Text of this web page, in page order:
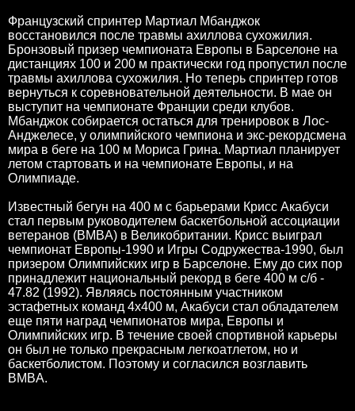
Французский спринтер Мартиал Мбанджок
восстановился после травмы ахиллова сухожилия.
Бронзовый призер чемпионата Европы в Барселоне на
дистанциях 100 и 200 м практически год пропустил после
травмы ахиллова сухожилия. Но теперь спринтер готов
вернуться к соревновательной деятельности. В мае он
выступит на чемпионате Франции среди клубов.
Мбанджок собирается остаться для тренировок в Лос-
Анджелесе, у олимпийского чемпиона и экс-рекордсмена
мира в беге на 100 м Мориса Грина. Мартиал планирует
летом стартовать и на чемпионате Европы, и на
Олимпиаде.
Известный бегун на 400 м с барьерами Крисс Акабуси
стал первым руководителем баскетбольной ассоциации
ветеранов (BMBA) в Великобритании. Крисс выиграл
чемпионат Европы-1990 и Игры Содружества-1990, был
призером Олимпийских игр в Барселоне. Ему до сих пор
принадлежит национальный рекорд в беге 400 м с/б -
47.82 (1992). Являясь постоянным участником
эстафетных команд 4х400 м, Акабуси стал обладателем
еще пяти наград чемпионатов мира, Европы и
Олимпийских игр. В течение своей спортивной карьеры
он был не только прекрасным легкоатлетом, но и
баскетболистом. Поэтому и согласился возглавить
BMBA.